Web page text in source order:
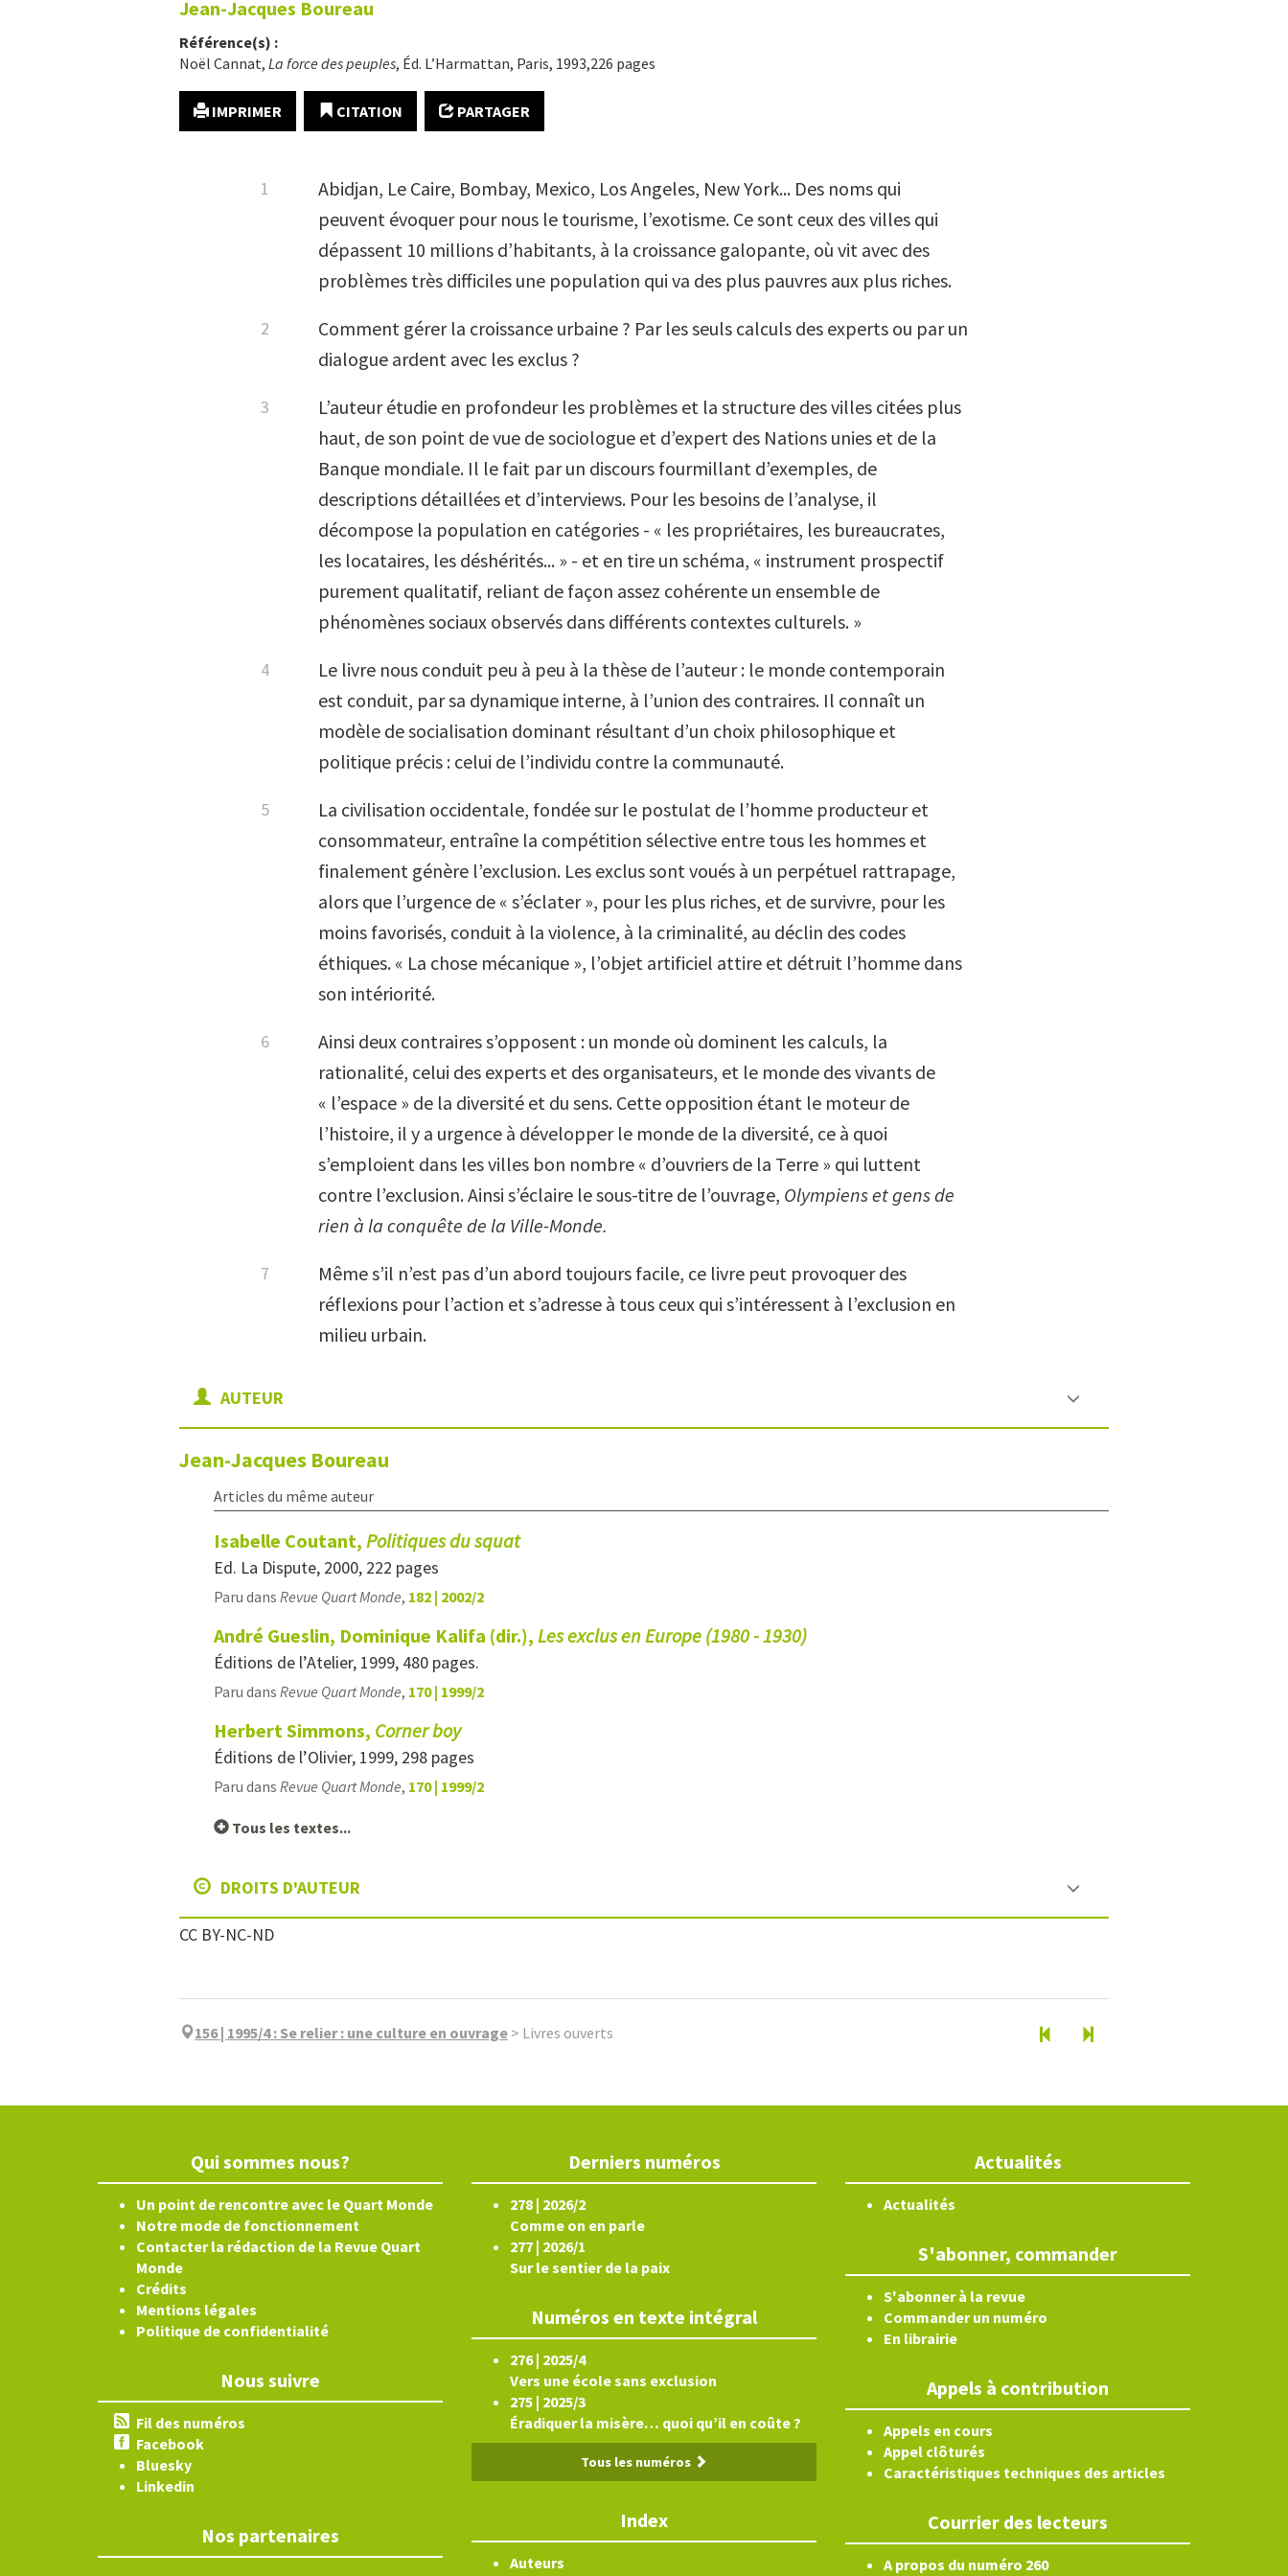
Jean-Jacques Boureau
Référence(s) :
Noël Cannat, La force des peuples, Éd. L’Harmattan, Paris, 1993,226 pages
IMPRIMER CITATION PARTAGER
Abidjan, Le Caire, Bombay, Mexico, Los Angeles, New York... Des noms qui
peuvent évoquer pour nous le tourisme, l’exotisme. Ce sont ceux des villes qui
dépassent 10 millions d’habitants, à la croissance galopante, où vit avec des
problèmes très difficiles une population qui va des plus pauvres aux plus riches.
Comment gérer la croissance urbaine ? Par les seuls calculs des experts ou par un
dialogue ardent avec les exclus ?
L’auteur étudie en profondeur les problèmes et la structure des villes citées plus
haut, de son point de vue de sociologue et d’expert des Nations unies et de la
Banque mondiale. Il le fait par un discours fourmillant d’exemples, de
descriptions détaillées et d’interviews. Pour les besoins de l’analyse, il
décompose la population en catégories - « les propriétaires, les bureaucrates,
les locataires, les déshérités... » - et en tire un schéma, « instrument prospectif
purement qualitatif, reliant de façon assez cohérente un ensemble de
phénomènes sociaux observés dans différents contextes culturels. »
Le livre nous conduit peu à peu à la thèse de l’auteur : le monde contemporain
est conduit, par sa dynamique interne, à l’union des contraires. Il connaît un
modèle de socialisation dominant résultant d’un choix philosophique et
politique précis : celui de l’individu contre la communauté.
La civilisation occidentale, fondée sur le postulat de l’homme producteur et
consommateur, entraîne la compétition sélective entre tous les hommes et
finalement génère l’exclusion. Les exclus sont voués à un perpétuel rattrapage,
alors que l’urgence de « s’éclater », pour les plus riches, et de survivre, pour les
moins favorisés, conduit à la violence, à la criminalité, au déclin des codes
éthiques. « La chose mécanique », l’objet artificiel attire et détruit l’homme dans
son intériorité.
Ainsi deux contraires s’opposent : un monde où dominent les calculs, la
rationalité, celui des experts et des organisateurs, et le monde des vivants de
« l’espace » de la diversité et du sens. Cette opposition étant le moteur de
l’histoire, il y a urgence à développer le monde de la diversité, ce à quoi
s’emploient dans les villes bon nombre « d’ouvriers de la Terre » qui luttent
contre l’exclusion. Ainsi s’éclaire le sous-titre de l’ouvrage, Olympiens et gens de
rien à la conquête de la Ville-Monde.
Même s’il n’est pas d’un abord toujours facile, ce livre peut provoquer des
réflexions pour l’action et s’adresse à tous ceux qui s’intéressent à l’exclusion en
milieu urbain.
AUTEUR
Jean-Jacques Boureau
Articles du même auteur
Isabelle Coutant, Politiques du squat
Ed. La Dispute, 2000, 222 pages
Paru dans Revue Quart Monde, 182 | 2002/2
André Gueslin, Dominique Kalifa (dir.), Les exclus en Europe (1980 - 1930)
Éditions de l’Atelier, 1999, 480 pages.
Paru dans Revue Quart Monde, 170 | 1999/2
Herbert Simmons, Corner boy
Éditions de l’Olivier, 1999, 298 pages
Paru dans Revue Quart Monde, 170 | 1999/2
Tous les textes...
DROITS D'AUTEUR
CC BY-NC-ND
156 | 1995/4: Se relier : une culture en ouvrage > Livres ouverts
Qui sommes nous?
Un point de rencontre avec le Quart Monde
Notre mode de fonctionnement
Contacter la rédaction de la Revue Quart
Monde
Crédits
Mentions légales
Politique de confidentialité
Nous suivre
Fil des numéros
Facebook
Bluesky
Linkedin
Nos partenaires
Derniers numéros
278 | 2026/2
Comme on en parle
277 | 2026/1
Sur le sentier de la paix
Numéros en texte intégral
276 | 2025/4
Vers une école sans exclusion
275 | 2025/3
Éradiquer la misère… quoi qu’il en coûte ?
Tous les numéros
Index
Auteurs
Actualités
Actualités
S'abonner, commander
S'abonner à la revue
Commander un numéro
En librairie
Appels à contribution
Appels en cours
Appel clôturés
Caractéristiques techniques des articles
Courrier des lecteurs
A propos du numéro 260